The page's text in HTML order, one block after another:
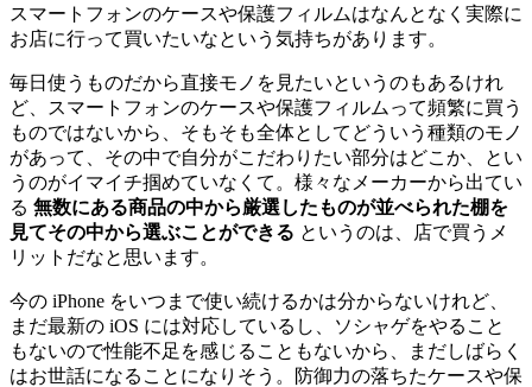
スマートフォンのケースや保護フィルムはなんとなく実際に
お店に行って買いたいなという気持ちがあります。
毎日使うものだから直接モノを見たいというのもあるけれ
ど、スマートフォンのケースや保護フィルムって頻繁に買う
ものではないから、そもそも全体としてどういう種類のモノ
があって、その中で自分がこだわりたい部分はどこか、とい
うのがイマイチ掴めていなくて。様々なメーカーから出てい
る 無数にある商品の中から厳選したものが並べられた棚を
見てその中から選ぶことができる というのは、店で買うメ
リットだなと思います。
今の iPhone をいつまで使い続けるかは分からないけれど、
まだ最新の iOS には対応しているし、ソシャゲをやること
もないので性能不足を感じることもないから、まだしばらく
はお世話になることになりそう。防御力の落ちたケースや保